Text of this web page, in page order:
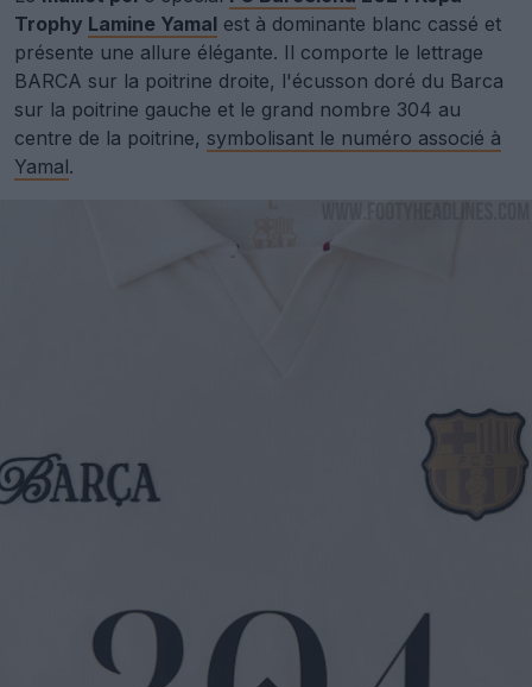
Trophy Lamine Yamal est à dominante blanc cassé et
présente une allure élégante. Il comporte le lettrage
BARCA sur la poitrine droite, l'écusson doré du Barca
sur la poitrine gauche et le grand nombre 304 au
centre de la poitrine, symbolisant le numéro associé à
Yamal.